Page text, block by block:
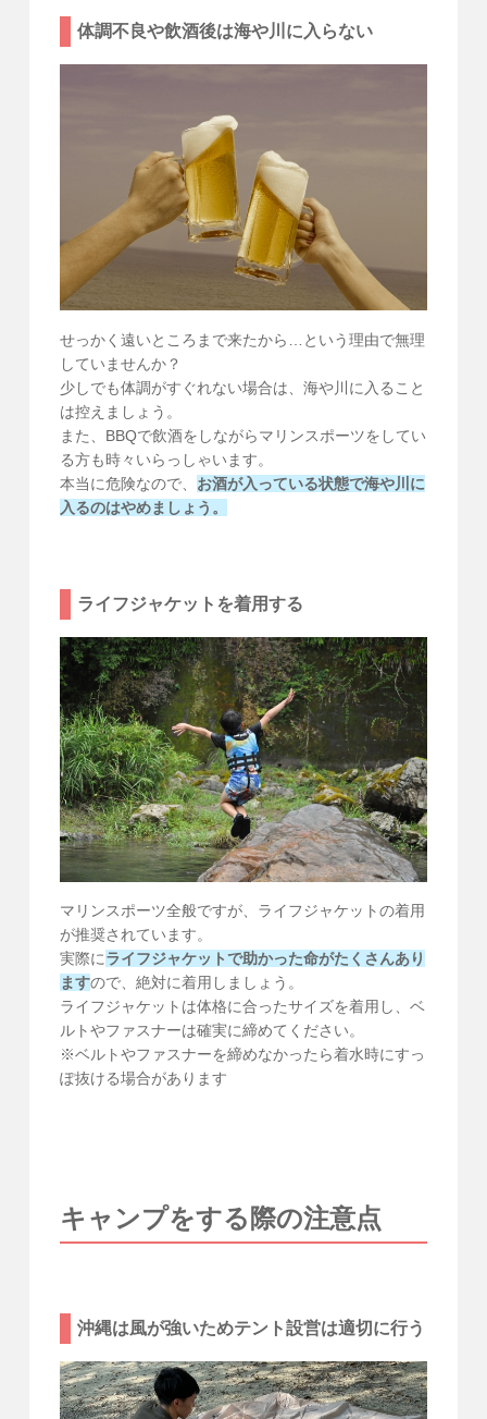
体調不良や飲酒後は海や川に入らない
せっかく遠いところまで来たから…という理由で無理
していませんか？
少しでも体調がすぐれない場合は、海や川に入ること
は控えましょう。
また、BBQで飲酒をしながらマリンスポーツをしてい
る方も時々いらっしゃいます。
本当に危険なので、 お酒が入っている状態で海や川に
入るのはやめましょう。
ライフジャケットを着用する
マリンスポーツ全般ですが、ライフジャケットの着用
が推奨されています。
実際にライフジャケットで助かった命がたくさんあり
ますので、絶対に着用しましょう。
ライフジャケットは体格に合ったサイズを着用し、ベ
ルトやファスナーは確実に締めてください。
※ベルトやファスナーを締めなかったら着水時にすっ
ぽ抜ける場合があります
キャンプをする際の注意点
沖縄は風が強いためテント設営は適切に行う